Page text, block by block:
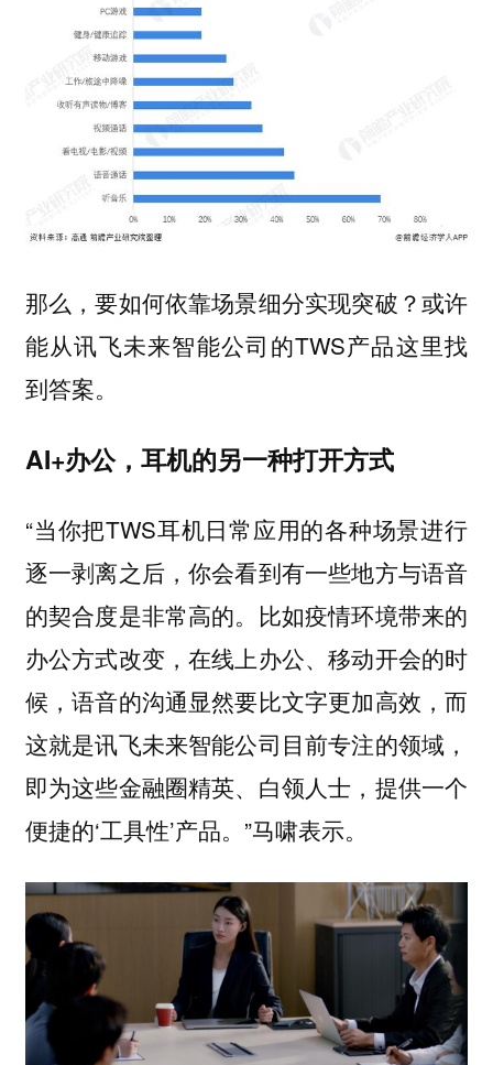
那么，要如何依靠场景细分实现突破？或许
能从讯飞未来智能公司的TWS产品这里找
到答案。
AI+办公，耳机的另一种打开方式
“当你把TWS耳机日常应用的各种场景进行
逐一剥离之后，你会看到有一些地方与语音
的契合度是非常高的。比如疫情环境带来的
办公方式改变，在线上办公、移动开会的时
候，语音的沟通显然要比文字更加高效，而
这就是讯飞未来智能公司目前专注的领域，
即为这些金融圈精英、白领人士，提供一个
便捷的‘工具性’产品。”马啸表示。